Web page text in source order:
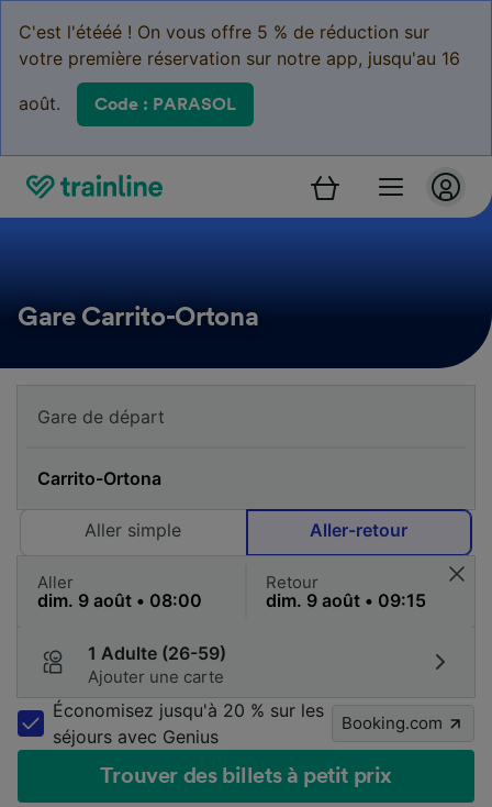
C'est l'étééé ! On vous offre 5 % de réduction sur
votre première réservation sur notre app, jusqu'au 16
août. Code : PARASOL
Gare Carrito-Ortona
Aller simple Aller-retour
Aller Retour
1 Adulte (26-59)
Ajouter une carte
Économisez jusqu'à 20 % sur les
séjours avec Genius
Booking.com
Trouver des billets à petit prix